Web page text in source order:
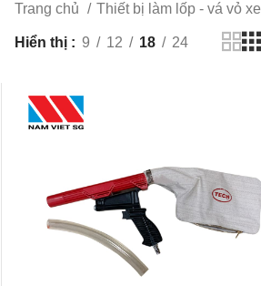
Trang chủ Thiết bị làm lốp - vá vỏ xe
Hiển thị 9 12 18 24